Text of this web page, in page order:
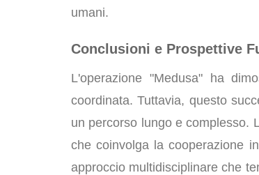
umani.
Conclusioni e Prospettive
L'operazione "Medusa" ha
coordinata. Tuttavia, questo
un percorso lungo e complesso.
che coinvolga la cooperazione
approccio multidisciplinare che